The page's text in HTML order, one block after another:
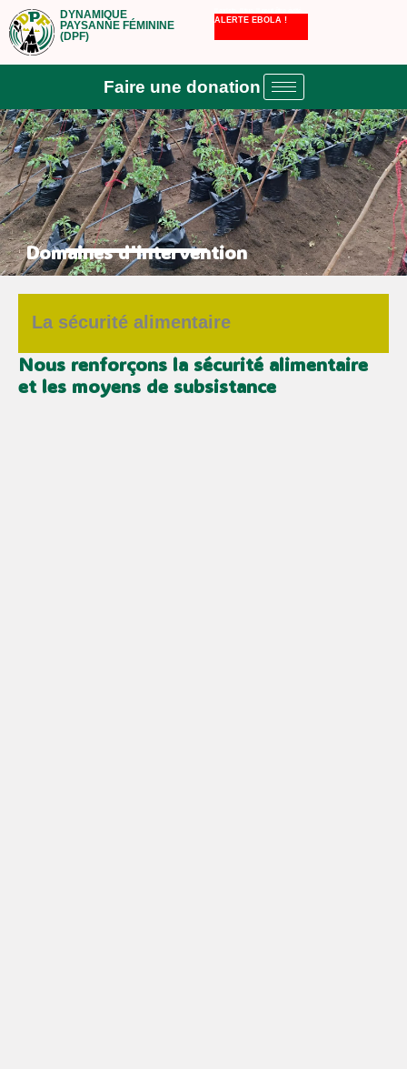
Aller
au
DYNAMIQUE
PAYSANNE FÉMININE
(DPF)
ALERTE EBOLA !
Faire une donation
Domaines d'intervention
La sécurité alimentaire
Nous renforçons la sécurité alimentaire
et les moyens de subsistance